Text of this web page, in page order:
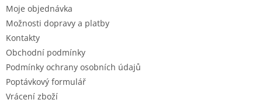
Moje objednávka
Možnosti dopravy a platby
Kontakty
Obchodní podmínky
Podmínky ochrany osobních údajů
Poptávkový formulář
Vrácení zboží